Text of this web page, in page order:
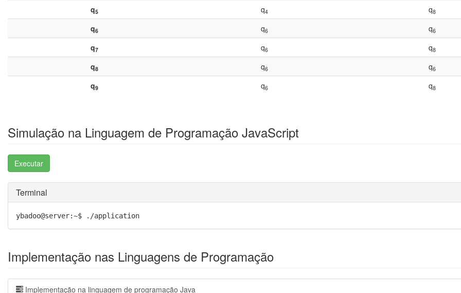
q5 q4 q8
q6 q6 q6
q7 q6 q8
q8 q6 q6
q9 q6 q8
Simulação na Linguagem de Programação JavaScript
Executar
Terminal
ybadoo@server:~$ ./application
Implementação nas Linguagens de Programação
Implementação na linguagem de programação Java